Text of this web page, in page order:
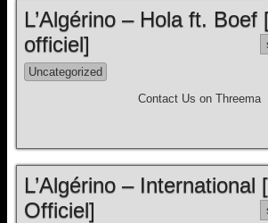
L’Algérino – Hola ft. Boef
officiel]
Uncategorized
Contact Us on Threema
L’Algérino – International
Officiel]